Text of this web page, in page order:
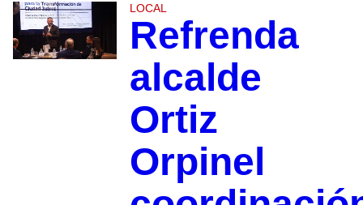
LOCAL
Refrenda
alcalde
Ortiz
Orpinel